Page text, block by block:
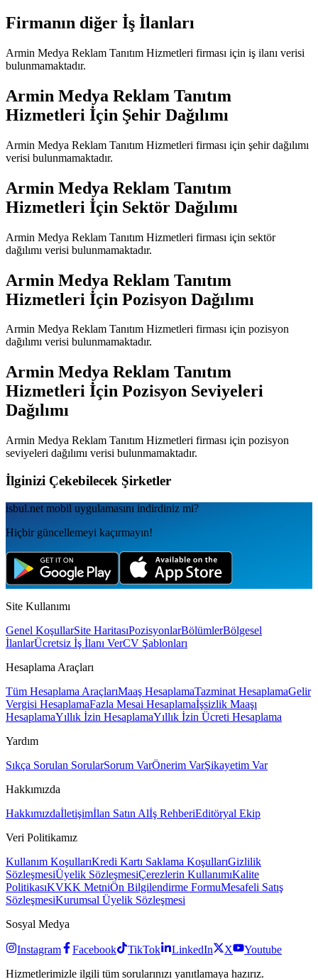
Firmanın diğer İş İlanları
Armin Medya Reklam Tanıtım Hizmetleri firması için iş ilanı verisi
bulunmamaktadır.
Armin Medya Reklam Tanıtım
Hizmetleri İçin Şehir Dağılımı
Armin Medya Reklam Tanıtım Hizmetleri firması için şehir dağılımı
verisi bulunmamaktadır.
Armin Medya Reklam Tanıtım
Hizmetleri İçin Sektör Dağılımı
Armin Medya Reklam Tanıtım Hizmetleri firması için sektör
dağılımı verisi bulunmamaktadır.
Armin Medya Reklam Tanıtım
Hizmetleri İçin Pozisyon Dağılımı
Armin Medya Reklam Tanıtım Hizmetleri firması için pozisyon
dağılımı verisi bulunmamaktadır.
Armin Medya Reklam Tanıtım
Hizmetleri İçin Pozisyon Seviyeleri
Dağılımı
Armin Medya Reklam Tanıtım Hizmetleri firması için pozisyon
seviyeleri dağılımı verisi bulunmamaktadır.
İlginizi Çekebilecek Şirketler
isbul.net mobil uygulamаsını indirdiniz mi?
Hiçbir güncellemeyi kaçırmayın!
Site Kullanımı
Genel KoşullarSite HaritasıPozisyonlarBölümlerBölgesel
İlanlarÜcretsiz İş İlanı VerCV Şablonları
Hesaplama Araçları
Tüm Hesaplama AraçlarıMaaş HesaplamaTazminat HesaplamaGelir
Vergisi HesaplamaFazla Mesai Hesaplamaİşsizlik Maaşı
HesaplamaYıllık İzin HesaplamaYıllık İzin Ücreti Hesaplama
Yardım
Sıkça Sorulan SorularSorum VarÖnerim VarŞikayetim Var
Hakkımızda
Hakkımızdaİletişimİlan Satın Alİş RehberiEditöryal Ekip
Veri Politikamız
Kullanım KoşullarıKredi Kartı Saklama KoşullarıGizlilik
SözleşmesiÜyelik SözleşmesiÇerezlerin KullanımıKalite
PolitikasıKVKK MetniÖn Bilgilendirme FormuMesafeli Satış
SözleşmesiKurumsal Üyelik Sözleşmesi
Sosyal Medya
Instagram Facebook TikTok LinkedIn X
Youtube
Hizmetlerimizle ilgili tüm sorularınızı yanıtlamaya hazırız.